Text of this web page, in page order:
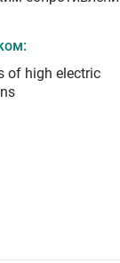
of high electric